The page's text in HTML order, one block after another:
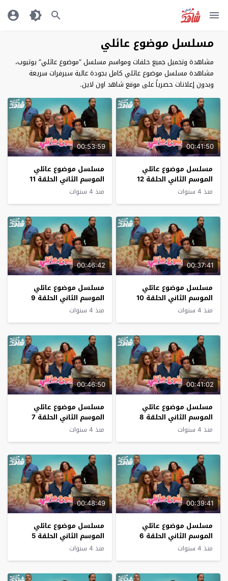
مسلسل موضوع عائلي
مشاهدة وتحميل جميع حلقات ومواسم مسلسل “موضوع عائلي” يوتيوب،
مشاهدة مسلسل موضوع عائلي كامل بجودة عالية سيرفرات سريعة
وبدون إعلانات حصرياً على موقع شاهد اون لاين.
00:41:50
مسلسل موضوع عائلي
الموسم الثاني الحلقة 12
والاخيرة
منذ 4 سنوات
00:53:59
مسلسل موضوع عائلي
الموسم الثاني الحلقة 11
منذ 4 سنوات
00:37:41
مسلسل موضوع عائلي
الموسم الثاني الحلقة 10
منذ 4 سنوات
00:46:42
مسلسل موضوع عائلي
الموسم الثاني الحلقة 9
منذ 4 سنوات
00:41:02
مسلسل موضوع عائلي
الموسم الثاني الحلقة 8
منذ 4 سنوات
00:46:50
مسلسل موضوع عائلي
الموسم الثاني الحلقة 7
منذ 4 سنوات
00:39:41
مسلسل موضوع عائلي
الموسم الثاني الحلقة 6
منذ 4 سنوات
00:48:49
مسلسل موضوع عائلي
الموسم الثاني الحلقة 5
منذ 4 سنوات